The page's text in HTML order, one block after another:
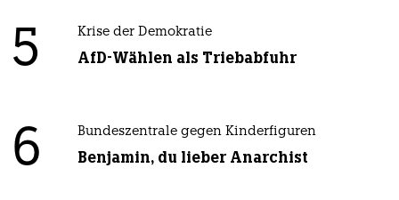
5 Krise der Demokratie
AfD-Wählen als Triebabfuhr
6 Bundeszentrale gegen Kinderfiguren
Benjamin, du lieber Anarchist